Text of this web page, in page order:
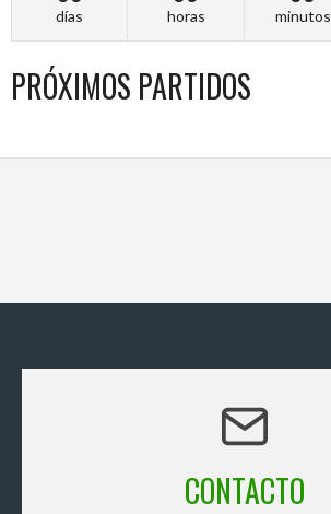
días horas minutos
PRÓXIMOS PARTIDOS
CONTACTO